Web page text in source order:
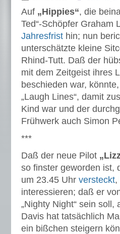
Auf „Hippies“, die
Ted“-Schöpfer
Jahresfrist hin; nun
unterschätzte kleine
Rhind-Tutt. Daß der
mit dem Zeitgeist ihres
beschieden war,
„Laugh Lines“, damit
Kind war und der
Frühwerk auch Simon
***
Daß der neue Pilot
so finster geworden ist,
um 23.45 Uhr versteckt,
interessieren; daß er
„Nighty Night“ sein
Davis hat tatsächlich
ein bißchen steigern